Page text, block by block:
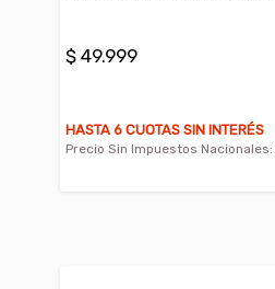
$ 49.999
HASTA 6 CUOTAS SIN INTERÉS
Precio Sin Impuestos Nacionales: